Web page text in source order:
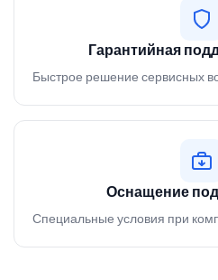
Гарантийная
Быстрое решение сервисных
Оснащение
Специальные условия при